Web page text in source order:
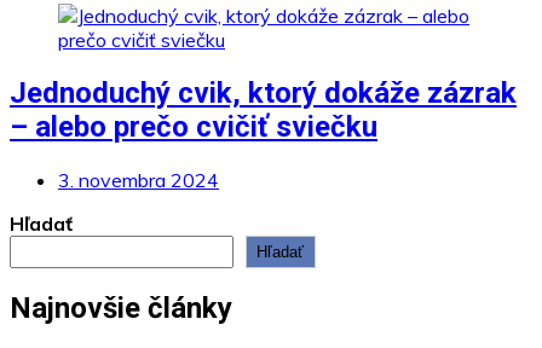
Jednoduchý cvik, ktorý dokáže zázrak
– alebo prečo cvičiť sviečku
3. novembra 2024
Hľadať
Hľadať
Najnovšie články